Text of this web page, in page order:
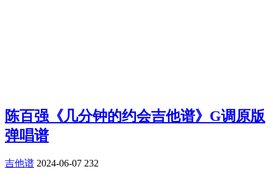
陈百强《几分钟的约会吉他谱》G调原版
弹唱谱
吉他谱 2024-06-07 232